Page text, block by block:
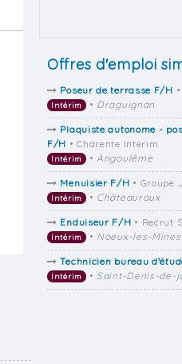
Offres d'emploi
Poseur de terrasse F/H
Intérim • Draguignan
Plaquiste autonome -
F/H • Charente Interim
Intérim •Angoulême
Menuisier F/H • Groupe
Intérim • Châteauroux
Enduiseur F/H • Recrut
Intérim • Noeux-les-Mines
Technicien bureau
Intérim • Saint-Denis-de-